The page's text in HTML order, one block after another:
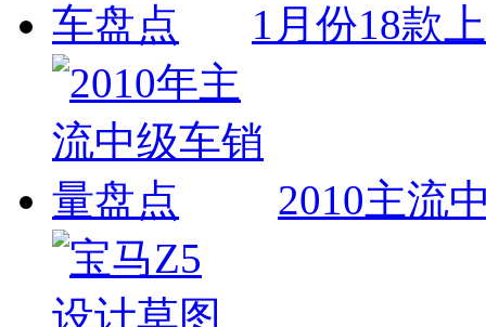
1月份18款
2010主流